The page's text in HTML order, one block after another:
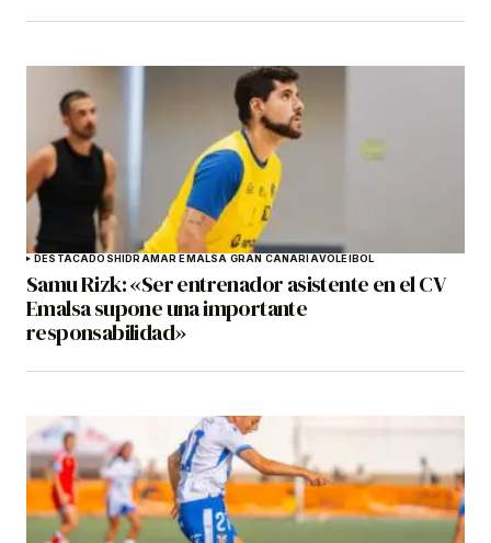
DESTACADOSHIDRAMAR EMALSA GRAN CANARIAVOLEIBOL
Samu Rizk: «Ser entrenador asistente en el CV
Emalsa supone una importante
responsabilidad»